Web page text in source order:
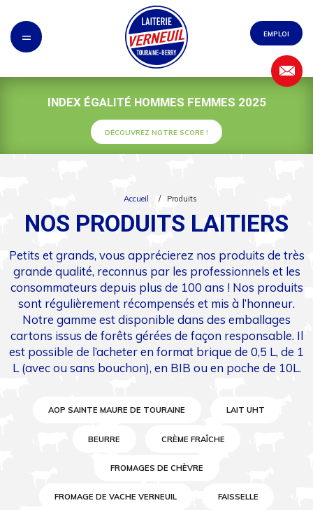
= EMPLOI
INDEX ÉGALITÉ HOMMES FEMMES 2025
DÉCOUVREZ NOTRE SCORE !
Accueil / Produits
NOS PRODUITS LAITIERS
Petits et grands, vous apprécierez nos produits de très
grande qualité, reconnus par les professionnels et les
consommateurs depuis plus de 100 ans ! Nos produits
sont régulièrement récompensés et mis à l’honneur.
Notre gamme est disponible dans des emballages
cartons issus de forêts gérées de façon responsable. Il
est possible de l’acheter en format brique de 0,5 L, de 1
L (avec ou sans bouchon), en BIB ou en poche de 10L.
AOP SAINTE MAURE DE TOURAINE LAIT UHT
BEURRE CRÈME FRAÎCHE
FROMAGES DE CHÈVRE
FROMAGE DE VACHE VERNEUIL FAISSELLE
Panneau de gestion des cookies